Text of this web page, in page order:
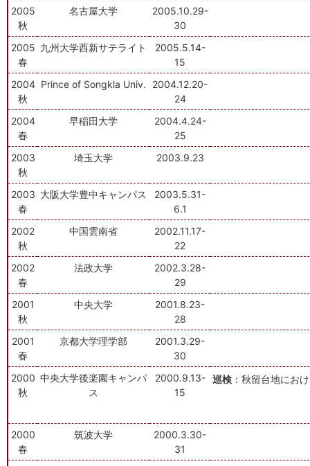
2005
秋
名古屋大学
2005.10.29-
30
2005
春
九州大学西新サテライト
2005.5.14-
15
2004
秋
Prince of Songkla Univ.
2004.12.20-
24
2004
春
早稲田大学
2004.4.24-
25
2003
秋
埼玉大学 2003.9.23
2003
春
大阪大学豊中キャンパス
2003.5.31-
6.1
2002
秋
中国雲南省
2002.11.17-
22
2002
春
法政大学
2002.3.28-
29
2001
秋
中央大学
2001.8.23-
28
2001
春
京都大学理学部
2001.3.29-
30
2000
秋
中央大学後楽園キャンパ
ス
2000.9.13-
15
巡検 ：秋留台地にお
2000
春
筑波大学
2000.3.30-
31